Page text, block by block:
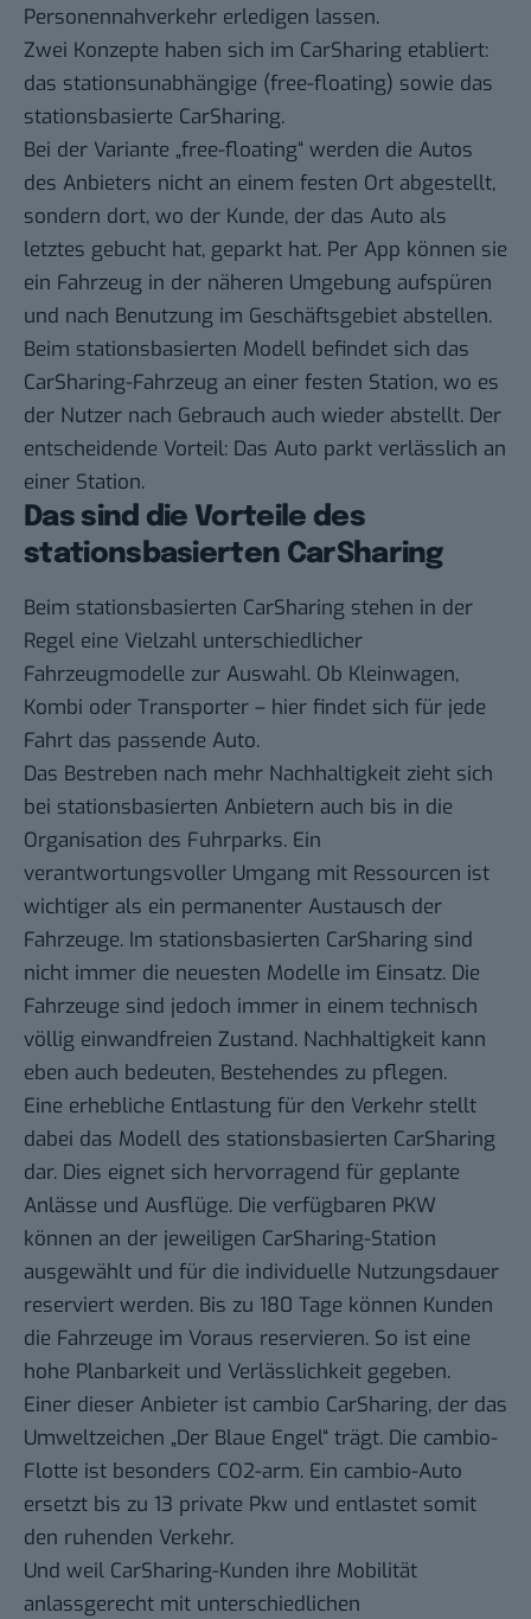
Personennahverkehr erledigen lassen.
Zwei Konzepte haben sich im CarSharing etabliert:
das stationsunabhängige (free-floating) sowie das
stationsbasierte CarSharing.
Bei der Variante „free-floating“ werden die Autos
des Anbieters nicht an einem festen Ort abgestellt,
sondern dort, wo der Kunde, der das Auto als
letztes gebucht hat, geparkt hat. Per App können sie
ein Fahrzeug in der näheren Umgebung aufspüren
und nach Benutzung im Geschäftsgebiet abstellen.
Beim stationsbasierten Modell befindet sich das
CarSharing-Fahrzeug an einer festen Station, wo es
der Nutzer nach Gebrauch auch wieder abstellt. Der
entscheidende Vorteil: Das Auto parkt verlässlich an
einer Station.
Das sind die Vorteile des
stationsbasierten CarSharing
Beim stationsbasierten CarSharing stehen in der
Regel eine Vielzahl unterschiedlicher
Fahrzeugmodelle zur Auswahl. Ob Kleinwagen,
Kombi oder Transporter – hier findet sich für jede
Fahrt das passende Auto.
Das Bestreben nach mehr Nachhaltigkeit zieht sich
bei stationsbasierten Anbietern auch bis in die
Organisation des Fuhrparks. Ein
verantwortungsvoller Umgang mit Ressourcen ist
wichtiger als ein permanenter Austausch der
Fahrzeuge. Im stationsbasierten CarSharing sind
nicht immer die neuesten Modelle im Einsatz. Die
Fahrzeuge sind jedoch immer in einem technisch
völlig einwandfreien Zustand. Nachhaltigkeit kann
eben auch bedeuten, Bestehendes zu pflegen.
Eine erhebliche Entlastung für den Verkehr stellt
dabei das Modell des stationsbasierten CarSharing
dar. Dies eignet sich hervorragend für geplante
Anlässe und Ausflüge. Die verfügbaren PKW
können an der jeweiligen CarSharing-Station
ausgewählt und für die individuelle Nutzungsdauer
reserviert werden. Bis zu 180 Tage können Kunden
die Fahrzeuge im Voraus reservieren. So ist eine
hohe Planbarkeit und Verlässlichkeit gegeben.
Einer dieser Anbieter ist cambio CarSharing, der das
Umweltzeichen „Der Blaue Engel“ trägt. Die cambio-
Flotte ist besonders CO2-arm. Ein cambio-Auto
ersetzt bis zu 13 private Pkw und entlastet somit
den ruhenden Verkehr.
Und weil CarSharing-Kunden ihre Mobilität
anlassgerecht mit unterschiedlichen